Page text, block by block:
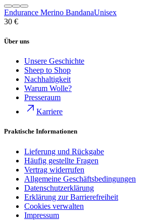
Endurance Merino BandanaUnisex
30 €
Über uns
Unsere Geschichte
Sheep to Shop
Nachhaltigkeit
Warum Wolle?
Presseraum
Karriere
Praktische Informationen
Lieferung und Rückgabe
Häufig gestellte Fragen
Vertrag widerrufen
Allgemeine Geschäftsbedingungen
Datenschutzerklärung
Erklärung zur Barrierefreiheit
Cookies verwalten
Impressum